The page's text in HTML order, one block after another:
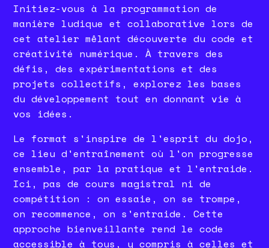
Initiez-vous à la programmation de
manière ludique et collaborative lors de
cet atelier mêlant découverte du code et
créativité numérique. À travers des
défis, des expérimentations et des
projets collectifs, explorez les bases
du développement tout en donnant vie à
vos idées.
Le format s'inspire de l'esprit du dojo,
ce lieu d'entraînement où l'on progresse
ensemble, par la pratique et l'entraide.
Ici, pas de cours magistral ni de
compétition : on essaie, on se trompe,
on recommence, on s'entraide. Cette
approche bienveillante rend le code
accessible à tous, y compris à celles et